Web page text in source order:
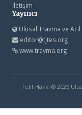
İletişim
Yayıncı
Ulusal Travma ve Acil
editor@tjtes.org
www.travma.org
Telif Hakkı © 2026